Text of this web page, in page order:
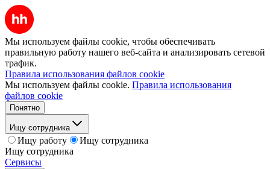
Мы используем файлы cookie, чтобы обеспечивать
правильную работу нашего веб-сайта и анализировать сетевой
трафик.
Правила использования файлов cookie
Мы используем файлы cookie. Правила использования
файлов cookie
Понятно
Ищу сотрудника
Ищу работу
Ищу сотрудника
Ищу сотрудника
Сервисы